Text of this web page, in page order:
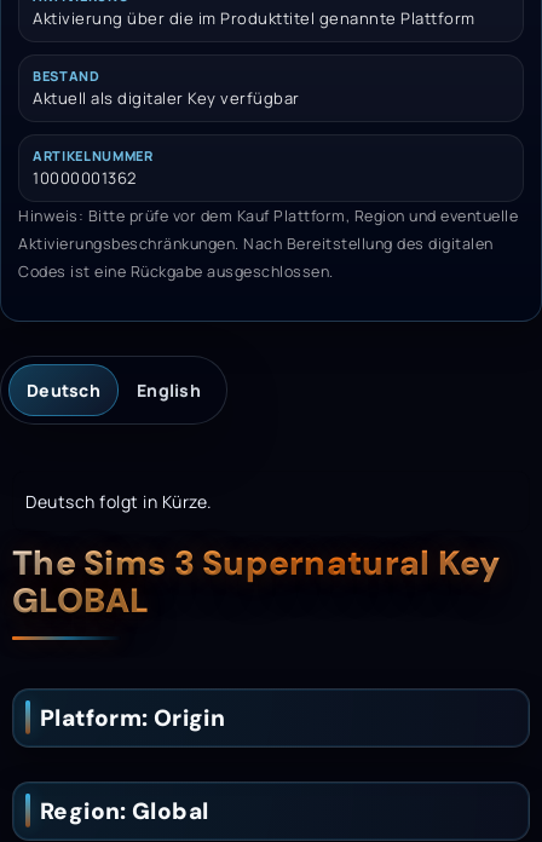
Aktivierung über die im Produkttitel genannte Plattform
BESTAND
Aktuell als digitaler Key verfügbar
ARTIKELNUMMER
10000001362
Hinweis: Bitte prüfe vor dem Kauf Plattform, Region und eventuelle
Aktivierungsbeschränkungen. Nach Bereitstellung des digitalen
Codes ist eine Rückgabe ausgeschlossen.
Deutsch English
Deutsch folgt in Kürze.
Description
The Sims 3 Supernatural Key
GLOBAL
Platform: Origin
Region: Global